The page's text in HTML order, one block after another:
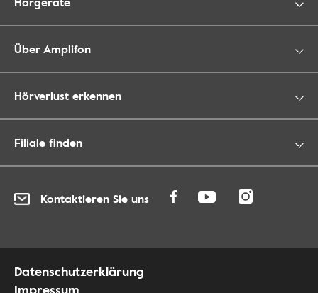
Über Amplifon
Hörverlust erkennen
Filiale finden
Kontaktieren Sie uns
Datenschutzerklärung